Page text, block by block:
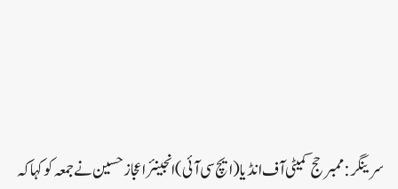
سرینگر:ممبر حج کمیٹی آف انڈیا (ایچ سی آئی) انجینئر اعجاز حسین نے جمعہ کو کہا کہ